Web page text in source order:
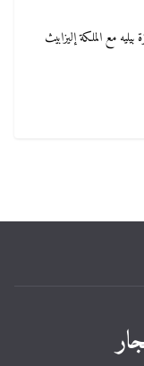
مع الملكة إليزابيث